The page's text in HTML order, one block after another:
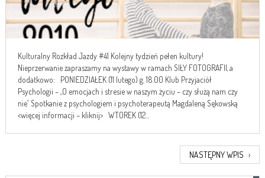
Kulturalny Rozkład Jazdy #41 Kolejny tydzień pełen kultury!
Nieprzerwanie zapraszamy na wystawy w ramach SIŁY FOTOGRAFII, a
dodatkowo: PONIEDZIAŁEK (11 lutego) g. 18.00 Klub Przyjaciół
Psychologii – „O emocjach i stresie w naszym życiu – czy służą nam czy
nie” Spotkanie z psychologiem i psychoterapeutą Magdaleną Sękowską
<więcej informacji – kliknij> WTOREK (12...
NASTĘPNY WPIS ›